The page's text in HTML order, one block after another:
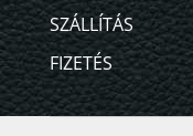
SZÁLLÍTÁS
FIZETÉS